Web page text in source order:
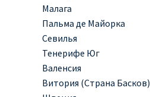
Малага
Пальма де Майорка
Севилья
Тенерифе Юг
Валенсия
Витория (Страна Басков)